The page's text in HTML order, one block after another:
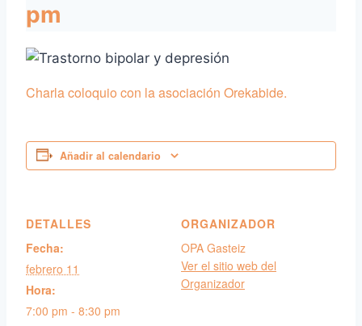
pm
Charla coloquio con la asociación Orekabide.
Añadir al calendario
DETALLES
Fecha:
febrero 11
Hora:
7:00 pm - 8:30 pm
ORGANIZADOR
OPA Gasteiz
Ver el sitio web del
Organizador